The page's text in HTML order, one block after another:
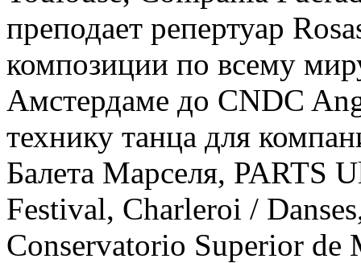
преподает репертуар
композиции по всему
Амстердаме до CNDC
технику танца для
Балета Марселя, PARTS
Festival, Charleroi /
Conservatorio Superior de